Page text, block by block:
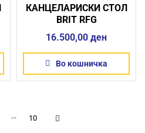
КАНЦЕЛАРИСКИ СТОЛ
BRIT RFG
16.500,00 ден
Во кошничка
··· 10